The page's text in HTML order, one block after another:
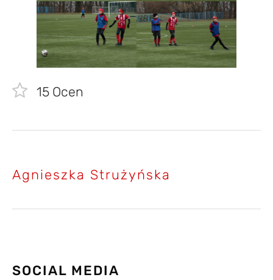
15 Ocen
Agnieszka Strużyńska
SOCIAL MEDIA